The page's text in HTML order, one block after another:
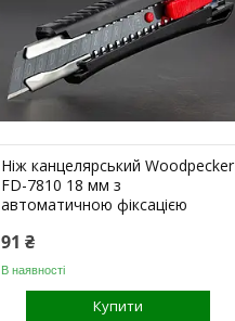
Ніж канцелярський Woodpecker
FD-7810 18 мм з
автоматичною фіксацією
91 ₴
В наявності
Купити